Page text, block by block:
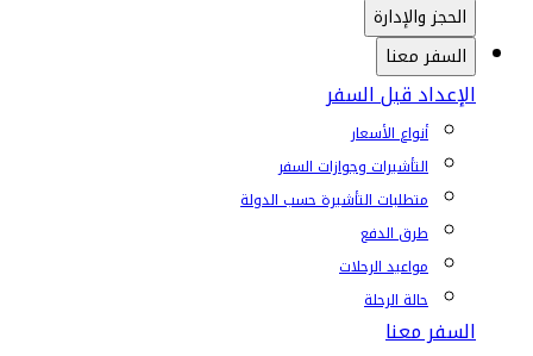
الحجز والإدارة
السفر معنا
الإعداد قبل السفر
أنواع الأسعار
التأشيرات وجوازات السفر
متطلبات التأشيرة حسب الدولة
طرق الدفع
مواعيد الرحلات
حالة الرحلة
السفر معنا